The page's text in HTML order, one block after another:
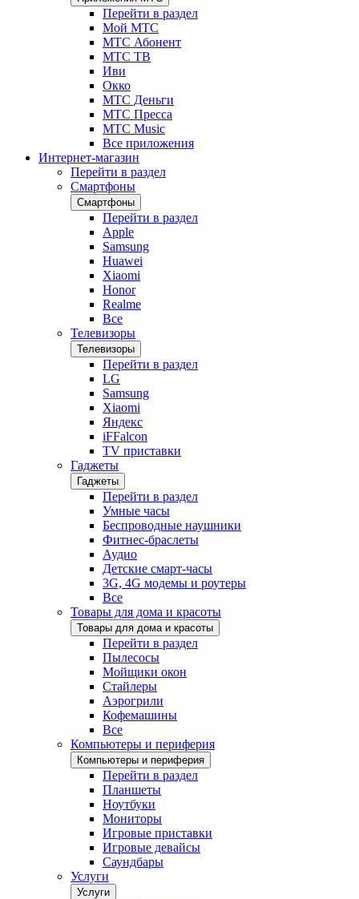
Перейти в раздел
Мой МТС
МТС Абонент
МТС ТВ
Иви
Окко
МТС Деньги
МТС Пресса
МТС Music
Все приложения
Интернет-магазин
Перейти в раздел
Смартфоны
Смартфоны
Перейти в раздел
Apple
Samsung
Huawei
Xiaomi
Honor
Realme
Все
Телевизоры
Телевизоры
Перейти в раздел
LG
Samsung
Xiaomi
Яндекс
iFFalcon
TV приставки
Гаджеты
Гаджеты
Перейти в раздел
Умные часы
Беспроводные наушники
Фитнес-браслеты
Аудио
Детские смарт-часы
3G, 4G модемы и роутеры
Все
Товары для дома и красоты
Товары для дома и красоты
Перейти в раздел
Пылесосы
Мойщики окон
Стайлеры
Аэрогрили
Кофемашины
Все
Компьютеры и периферия
Компьютеры и периферия
Перейти в раздел
Планшеты
Ноутбуки
Мониторы
Игровые приставки
Игровые девайсы
Саундбары
Услуги
Услуги